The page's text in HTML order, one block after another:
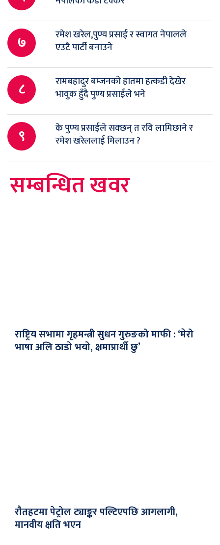
७
रमेश खरेल,पुण्य प्रसाई र स्वागत नेपालले
एउटै पार्टी बनाउने
८
रामबहादुर बम्जनको हातमा हत्कडी देखेर
भावुक हुँदै पुण्य प्रसाईले भने
९
के पुण्य प्रसाईले सक्छन् त रवि लामिछाने र
रमेश खरेललाई मिलाउन ?
सम्बन्धित खवर
राष्ट्रिय सभामा गृहमन्त्री सुधन गुरुङको माफी : ‘मेरो
भाषा अलि ठाडो भयो, क्षमाप्रार्थी छु’
रौतहटमा पेट्रोल ट्याङ्कर पल्टिएपछि आगलागी,
मानवीय क्षति भएन